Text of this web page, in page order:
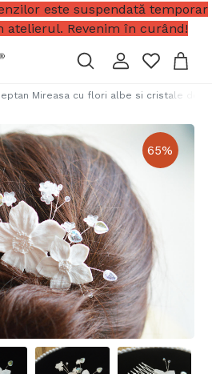
este suspendată temporar
atelierul. Revenim în curând!
Mireasa cu flori albe si cristale de
65%